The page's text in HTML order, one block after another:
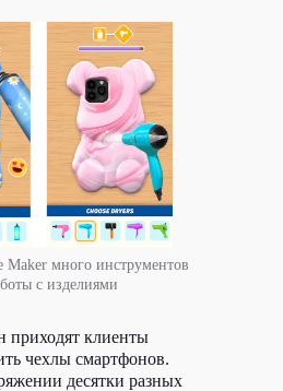
Maker много инструментов
с изделиями
приходят клиенты
чехлы смартфонов.
десятки разных
Виси.ру